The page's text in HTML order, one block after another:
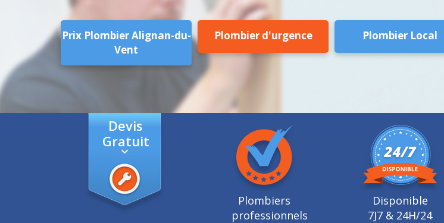
Prix Plombier Alignan-du-
Vent
Plombier d'urgence Plombier Local
Devis
Gratuit
Plombiers
professionnels
Disponible
7J7 & 24H/24